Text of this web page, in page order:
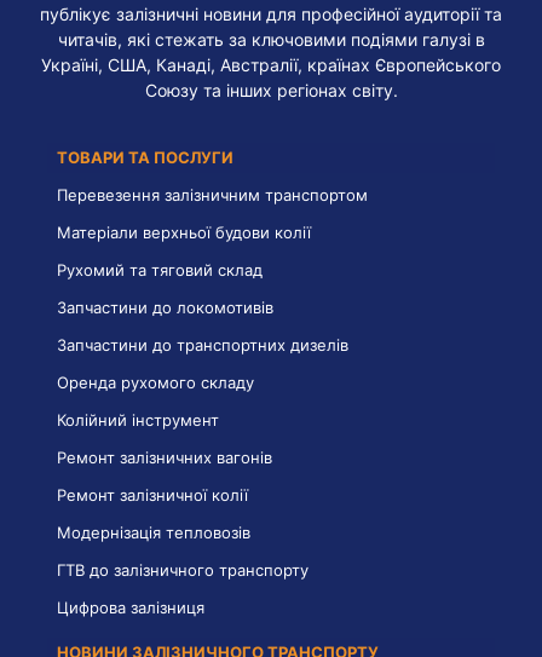
публікує залізничні новини для професійної аудиторії та
читачів, які стежать за ключовими подіями галузі в
Україні, США, Канаді, Австралії, країнах Європейського
Союзу та інших регіонах світу.
ТОВАРИ ТА ПОСЛУГИ
Перевезення залізничним транспортом
Матеріали верхньої будови колії
Рухомий та тяговий склад
Запчастини до локомотивів
Запчастини до транспортних дизелів
Оренда рухомого складу
Колійний інструмент
Ремонт залізничних вагонів
Ремонт залізничної колії
Модернізація тепловозів
ГТВ до залізничного транспорту
Цифрова залізниця
НОВИНИ ЗАЛІЗНИЧНОГО ТРАНСПОРТУ